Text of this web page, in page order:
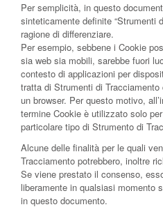
Per semplicità, in questo
sinteticamente definite “Strumenti
ragione di differenziare.
Per esempio, sebbene i Cookie
sia web sia mobili, sarebbe fuori
contesto di applicazioni per
tratta di Strumenti di
un browser. Per questo motivo,
termine Cookie è utilizzato solo
particolare tipo di Strumento di
Alcune delle finalità per le quali
Tracciamento potrebbero, inoltre
Se viene prestato il consenso,
liberamente in qualsiasi momento
in questo documento.